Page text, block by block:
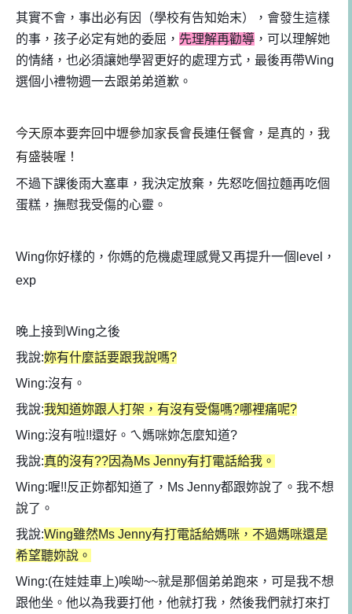
其實不會，事出必有因（學校有告知始末），會發生這樣
的事，孩子必定有她的委屈， 先理解再勸導 ，可以理解她
的情緒，也必須讓她學習更好的處理方式，最後再帶Wing
選個小禮物週一去跟弟弟道歉。
今天原本要奔回中壢參加家長會長連任餐會，是真的，我
有盛裝喔！
不過下課後雨大塞車，我決定放棄，先怒吃個拉麵再吃個
蛋糕，撫慰我受傷的心靈。
Wing你好樣的，你媽的危機處理感覺又再提升一個level，
exp
晚上接到Wing之後
我說:妳有什麼話要跟我說嗎?
Wing:沒有。
我說:我知道妳跟人打架，有沒有受傷嗎?哪裡痛呢?
Wing:沒有啦!!還好。ㄟ媽咪妳怎麼知道?
我說:真的沒有??因為Ms Jenny有打電話給我。
Wing:喔!!反正妳都知道了，Ms Jenny都跟妳說了。我不想
說了。
我說:Wing雖然Ms Jenny有打電話給媽咪，不過媽咪還是
希望聽妳說。
Wing:(在娃娃車上)唉呦~~就是那個弟弟跑來，可是我不想
跟他坐。他以為我要打他，他就打我，然後我們就打來打